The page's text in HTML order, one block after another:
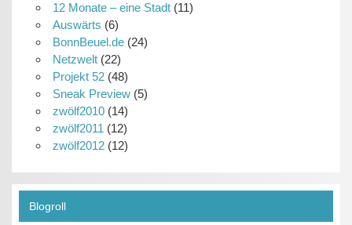
12 Monate – eine Stadt(11)
Auswärts (6)
BonnBeuel.de(24)
Netzwelt(22)
Projekt 52(48)
Sneak Preview(5)
zwölf2010(14)
zwölf2011 (12)
zwölf2012(12)
Blogroll